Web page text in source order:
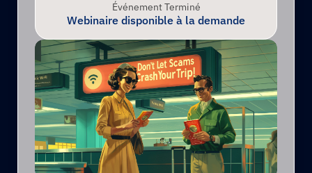
Événement Terminé
Webinaire disponible à la demande